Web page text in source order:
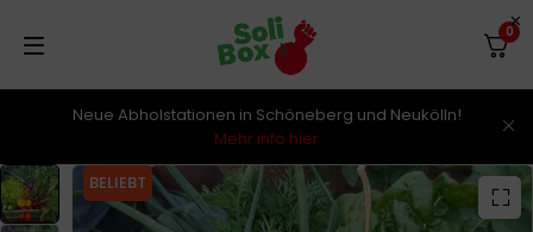
Neue Abholstationen in Schöneberg und Neukölln!
Mehr info hier
0
BELIEBT